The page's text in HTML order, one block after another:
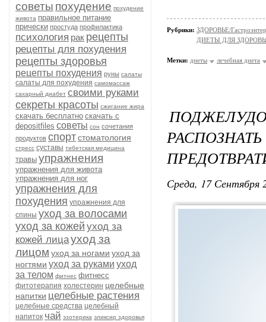
советы похудение похудение
живота правильное питание
прически простуда профилактика
психология рак рецепты
рецепты для похудения
рецепты здоровья
рецепты похудения руны салаты
салаты для похудения самомассаж
сахарный диабет своими руками
секреты красоты сжигание жира
скачать бесплатно скачать с
depositfiles советы сон сочетания
продуктов спортстоматология
стресс суставы тибетская медицина
травы упражнения
упражнения для живота
упражнения для ног
упражнения для
похудения упражнения для
спины уход за волосами
уход за кожей уход за
кожей лицауход за
лицом уход за ногами уход за
ногтями уход за руками уход
за телом фитнес фитнесс
фитотерапия холестерин целебные
напитки целебные растения
целебные средства целебный
напиток чай эзотерика эликсир здоровья
Рубрики: ЗДОРОВЬЕ/
ДИЕТЫ ДЛЯ
Метки: диеты лечебная диета
Среда, 17 Сентября